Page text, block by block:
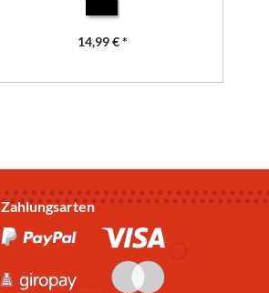
14,99 € *
Zahlungsarten